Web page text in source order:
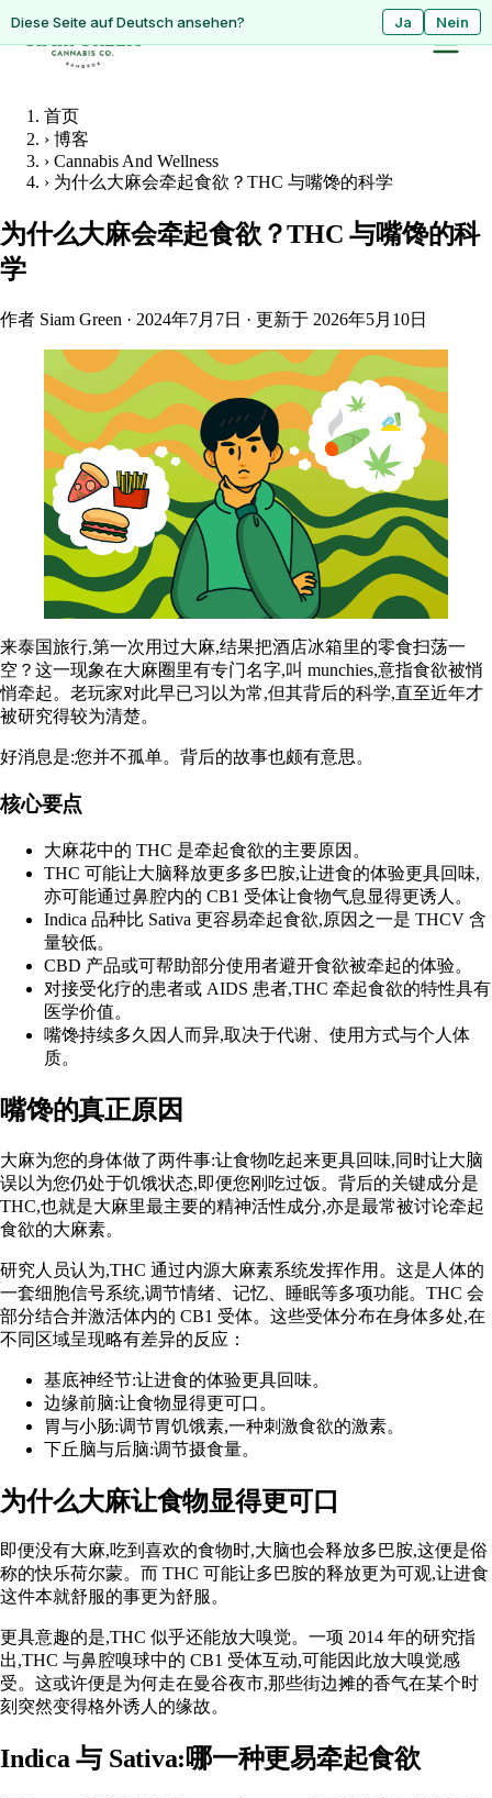
ดูหน้านี้เป็นภาษาไทย? ใช่ ไม่ใช่
Diese Seite auf Deutsch ansehen? Ja Nein
首页
› 博客
› Cannabis And Wellness
› 为什么大麻会牵起食欲？THC 与嘴馋的科学
为什么大麻会牵起食欲？THC 与嘴馋的科
学
作者 Siam Green · 2024年7月7日 · 更新于 2026年5月10日
来泰国旅行,第一次用过大麻,结果把酒店冰箱里的零食扫荡一
空？这一现象在大麻圈里有专门名字,叫 munchies,意指食欲被悄
悄牵起。老玩家对此早已习以为常,但其背后的科学,直至近年才
被研究得较为清楚。
好消息是:您并不孤单。背后的故事也颇有意思。
核心要点
大麻花中的 THC 是牵起食欲的主要原因。
THC 可能让大脑释放更多多巴胺,让进食的体验更具回味,
亦可能通过鼻腔内的 CB1 受体让食物气息显得更诱人。
Indica 品种比 Sativa 更容易牵起食欲,原因之一是 THCV 含
量较低。
CBD 产品或可帮助部分使用者避开食欲被牵起的体验。
对接受化疗的患者或 AIDS 患者,THC 牵起食欲的特性具有
医学价值。
嘴馋持续多久因人而异,取决于代谢、使用方式与个人体
质。
嘴馋的真正原因
大麻为您的身体做了两件事:让食物吃起来更具回味,同时让大脑
误以为您仍处于饥饿状态,即便您刚吃过饭。背后的关键成分是
THC,也就是大麻里最主要的精神活性成分,亦是最常被讨论牵起
食欲的大麻素。
研究人员认为,THC 通过内源大麻素系统发挥作用。这是人体的
一套细胞信号系统,调节情绪、记忆、睡眠等多项功能。THC 会
部分结合并激活体内的 CB1 受体。这些受体分布在身体多处,在
不同区域呈现略有差异的反应 ：
基底神经节:让进食的体验更具回味。
边缘前脑:让食物显得更可口。
胃与小肠:调节胃饥饿素,一种刺激食欲的激素。
下丘脑与后脑:调节摄食量。
为什么大麻让食物显得更可口
即便没有大麻,吃到喜欢的食物时,大脑也会释放多巴胺,这便是俗
称的快乐荷尔蒙。而 THC 可能让多巴胺的释放更为可观,让进食
这件本就舒服的事更为舒服。
更具意趣的是,THC 似乎还能放大嗅觉。一项 2014 年的研究指
出,THC 与鼻腔嗅球中的 CB1 受体互动,可能因此放大嗅觉感
受。这或许便是为何走在曼谷夜市,那些街边摊的香气在某个时
刻突然变得格外诱人的缘故。
Indica 与 Sativa:哪一种更易牵起食欲